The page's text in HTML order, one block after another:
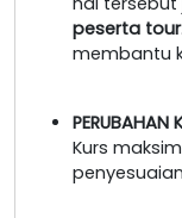
peserta tour
membantu
PERUBAHAN
Kurs